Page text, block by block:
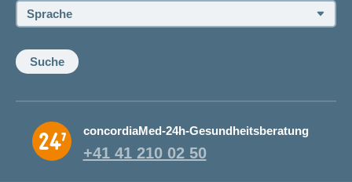
Sprache:
Suche
concordiaMed-24h-Gesundheitsberatung
+41 41 210 02 50